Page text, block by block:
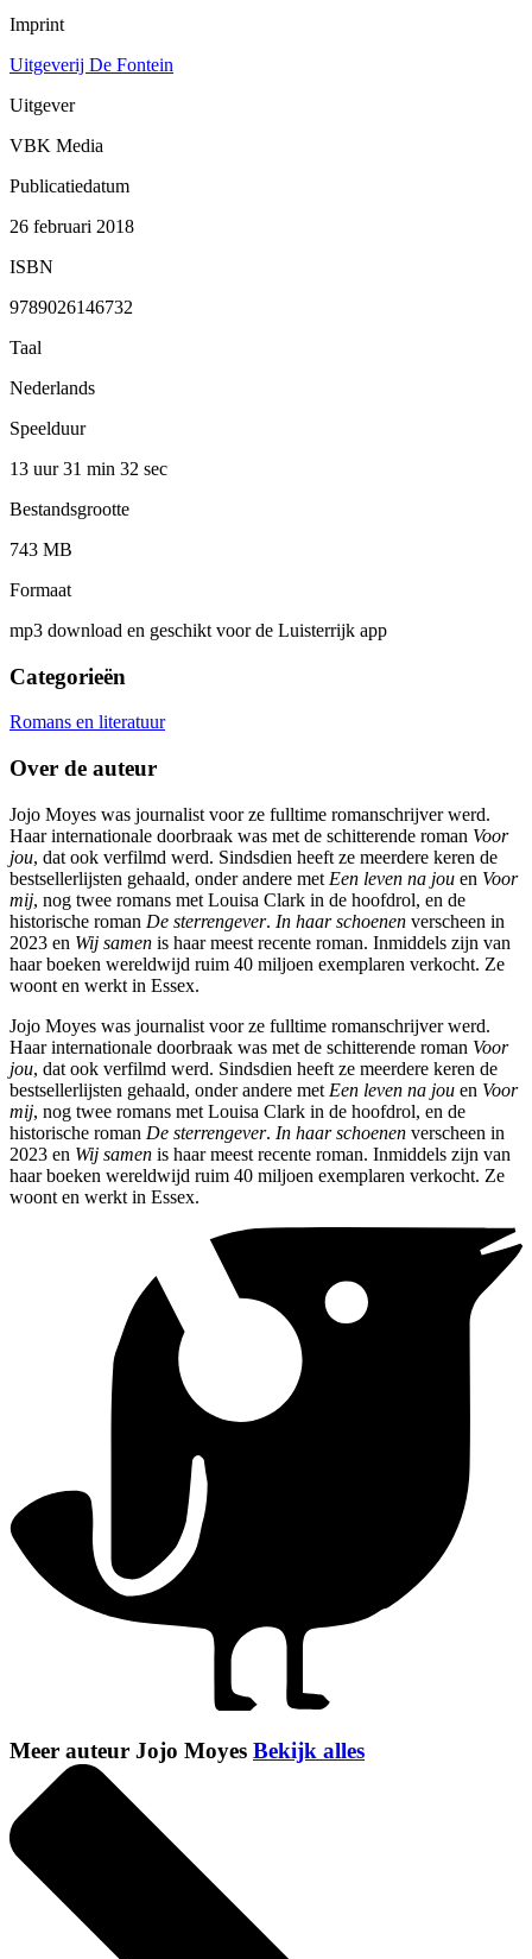
Imprint
Uitgeverij De Fontein
Uitgever
VBK Media
Publicatiedatum
26 februari 2018
ISBN
9789026146732
Taal
Nederlands
Speelduur
13 uur 31 min 32 sec
Bestandsgrootte
743 MB
Formaat
mp3 download en geschikt voor de Luisterrijk app
Categorieën
Romans en literatuur
Over de auteur
Jojo Moyes was journalist voor ze fulltime romanschrijver werd.
Haar internationale doorbraak was met de schitterende roman Voor
jou, dat ook verfilmd werd. Sindsdien heeft ze meerdere keren de
bestsellerlijsten gehaald, onder andere met Een leven na jou en Voor
mij, nog twee romans met Louisa Clark in de hoofdrol, en de
historische roman De sterrengever. In haar schoenen verscheen in
2023 en Wij samen is haar meest recente roman. Inmiddels zijn van
haar boeken wereldwijd ruim 40 miljoen exemplaren verkocht. Ze
woont en werkt in Essex.
Jojo Moyes was journalist voor ze fulltime romanschrijver werd.
Haar internationale doorbraak was met de schitterende roman Voor
jou, dat ook verfilmd werd. Sindsdien heeft ze meerdere keren de
bestsellerlijsten gehaald, onder andere met Een leven na jou en Voor
mij, nog twee romans met Louisa Clark in de hoofdrol, en de
historische roman De sterrengever. In haar schoenen verscheen in
2023 en Wij samen is haar meest recente roman. Inmiddels zijn van
haar boeken wereldwijd ruim 40 miljoen exemplaren verkocht. Ze
woont en werkt in Essex.
Meer auteur Jojo Moyes Bekijk alles